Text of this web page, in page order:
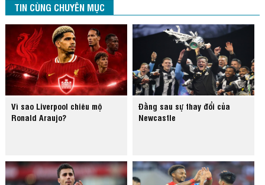
TIN CÙNG CHUYÊN MỤC
Vì sao Liverpool chiêu mộ
Ronald Araujo?
Đằng sau sự thay đổi của
Newcastle